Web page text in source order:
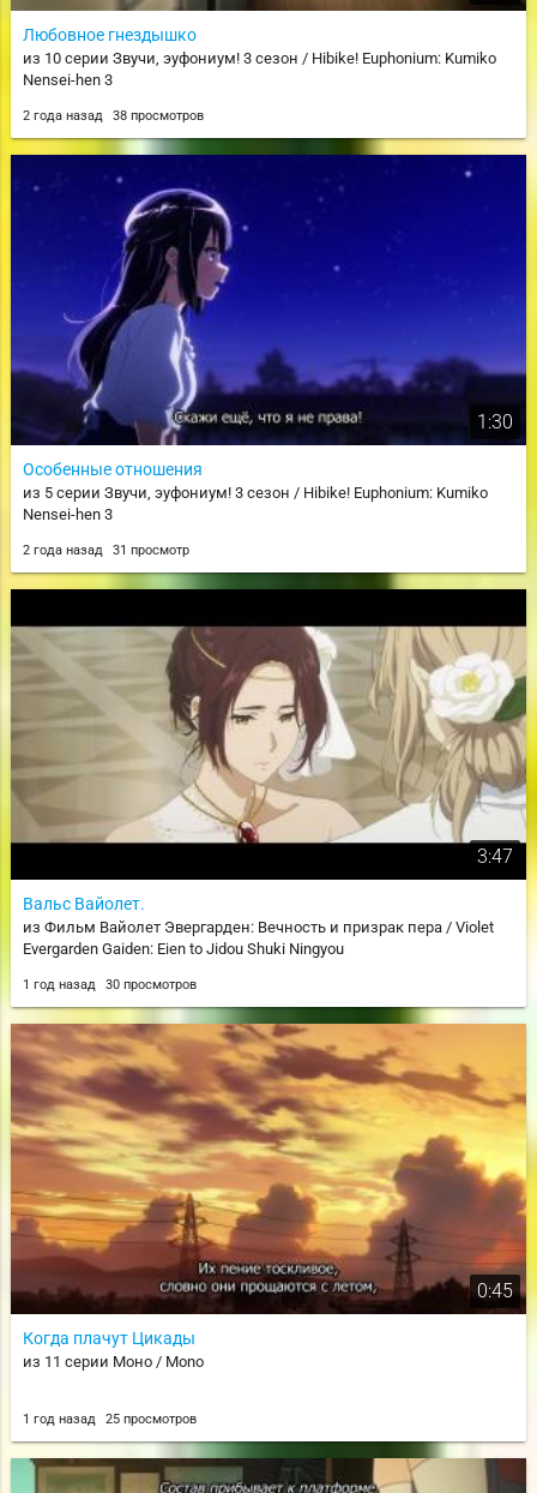
Любовное гнездышко
из 10 серии Звучи, эуфониум! 3 сезон / Hibike! Euphonium: Kumiko
Nensei-hen 3
2 года назад 38 просмотров
1:30
Особенные отношения
из 5 серии Звучи, эуфониум! 3 сезон / Hibike! Euphonium: Kumiko
Nensei-hen 3
2 года назад 31 просмотр
3:47
Вальс Вайолет.
из Фильм Вайолет Эвергарден: Вечность и призрак пера / Violet
Evergarden Gaiden: Eien to Jidou Shuki Ningyou
1 год назад 30 просмотров
0:45
Когда плачут Цикады
из 11 серии Моно / Mono
1 год назад 25 просмотров